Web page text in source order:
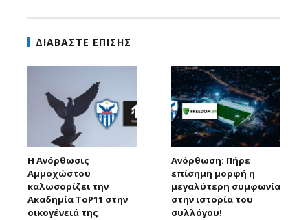
ΔΙΑΒΑΣΤΕ ΕΠΙΣΗΣ
Η Ανόρθωσις
Αμμοχώστου
καλωσορίζει την
Ακαδημία ToP11 στην
οικογένειά της
Ανόρθωση: Πήρε
επίσημη μορφή η
μεγαλύτερη συμφωνία
στην ιστορία του
συλλόγου!